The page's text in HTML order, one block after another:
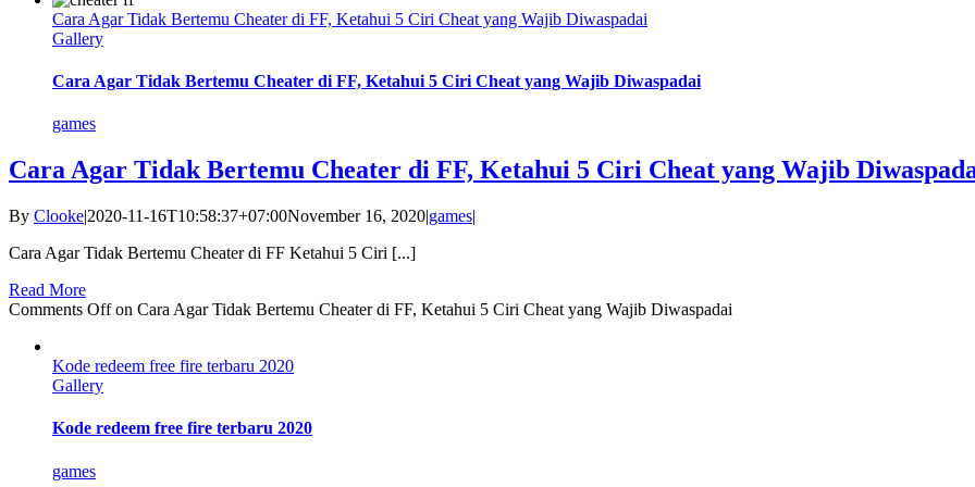
Cara Agar Tidak Bertemu Cheater di FF, Ketahui 5 Ciri Cheat yang Wajib Diwaspadai
Gallery
Cara Agar Tidak Bertemu Cheater di FF, Ketahui 5 Ciri Cheat yang Wajib Diwaspadai
games
Cara Agar Tidak Bertemu Cheater di FF, Ketahui 5 Ciri Cheat yang Wajib
By Clooke|2020-11-16T10:58:37+07:00November 16, 2020|games|
Cara Agar Tidak Bertemu Cheater di FF Ketahui 5 Ciri [...]
Read More
Comments Offon Cara Agar Tidak Bertemu Cheater di FF, Ketahui 5 Ciri Cheat yang Wajib Diwaspadai
Kode redeem free fire terbaru 2020
Gallery
Kode redeem free fire terbaru 2020
games